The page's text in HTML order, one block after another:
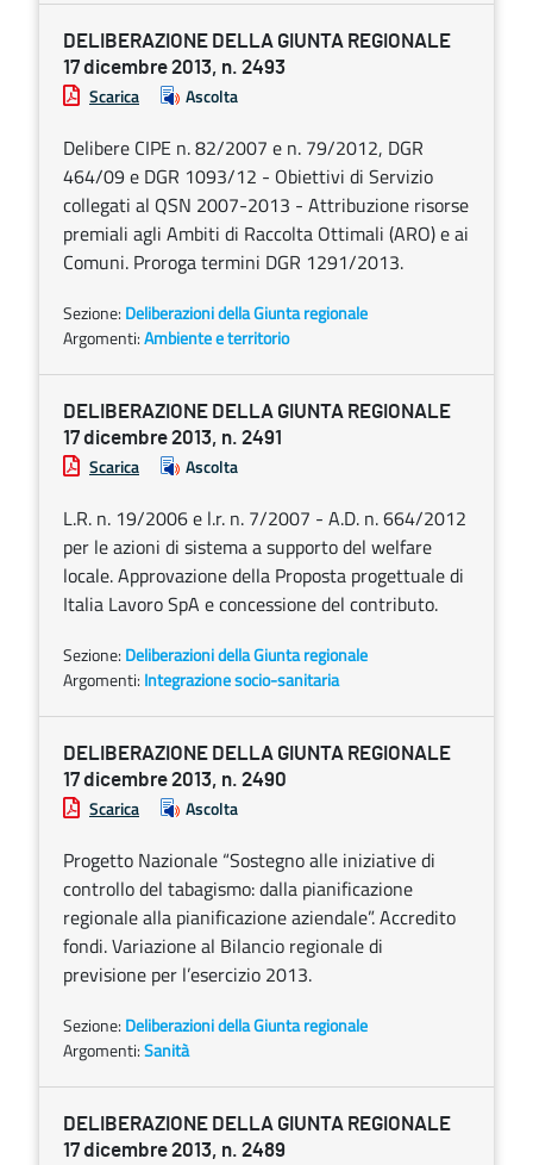
DELIBERAZIONE DELLA GIUNTA REGIONALE
17 dicembre 2013, n. 2493
Scarica Ascolta
Delibere CIPE n. 82/2007 e n. 79/2012, DGR
464/09 e DGR 1093/12 - Obiettivi di Servizio
collegati al QSN 2007-2013 - Attribuzione risorse
premiali agli Ambiti di Raccolta Ottimali (ARO) e ai
Comuni. Proroga termini DGR 1291/2013.
Sezione: Deliberazioni della Giunta regionale
Argomenti:Ambiente e territorio
DELIBERAZIONE DELLA GIUNTA REGIONALE
17 dicembre 2013, n. 2491
Scarica Ascolta
L.R. n. 19/2006 e l.r. n. 7/2007 - A.D. n. 664/2012
per le azioni di sistema a supporto del welfare
locale. Approvazione della Proposta progettuale di
Italia Lavoro SpA e concessione del contributo.
Sezione: Deliberazioni della Giunta regionale
Argomenti: Integrazione socio-sanitaria
DELIBERAZIONE DELLA GIUNTA REGIONALE
17 dicembre 2013, n. 2490
Scarica Ascolta
Progetto Nazionale “Sostegno alle iniziative di
controllo del tabagismo: dalla pianificazione
regionale alla pianificazione aziendale”. Accredito
fondi. Variazione al Bilancio regionale di
previsione per l’esercizio 2013.
Sezione: Deliberazioni della Giunta regionale
Argomenti:Sanità
DELIBERAZIONE DELLA GIUNTA REGIONALE
17 dicembre 2013, n. 2489